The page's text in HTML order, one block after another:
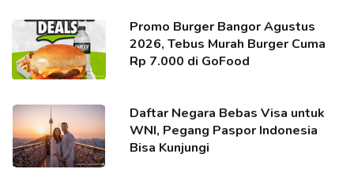
Promo Burger Bangor Agustus
2026, Tebus Murah Burger Cuma
Rp 7.000 di GoFood
Daftar Negara Bebas Visa untuk
WNI, Pegang Paspor Indonesia
Bisa Kunjungi